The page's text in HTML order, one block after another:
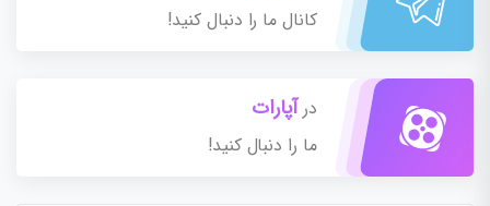
کانال ما را دنبال کنید!
درآپارات
ما را دنبال کنید!